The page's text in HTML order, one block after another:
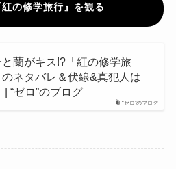
の修学旅行』を観る
“ゼロ”のブログ
と蘭がキス!?「紅の修学旅
ネタバレ＆伏線&真犯人は
| “ゼロ”のブログ